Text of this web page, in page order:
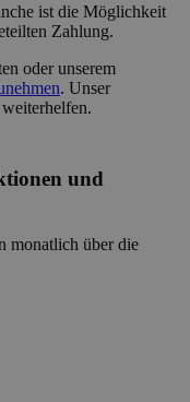
ist die Möglichkeit
Zahlung.
oder unserem
. Unser
und
monatlich über die